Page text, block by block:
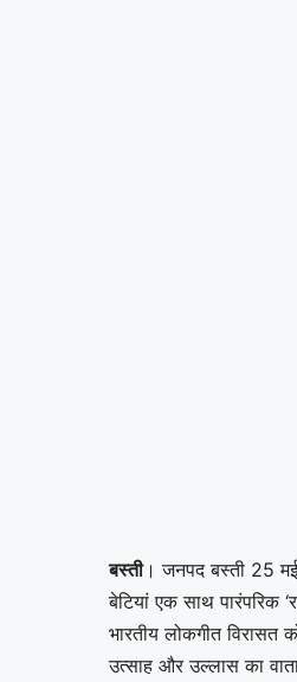
बस्ती। जनपद बस्ती 25
बेटियां एक साथ पारंपरिक
भारतीय लोकगीत
उत्साह और उल्लास का